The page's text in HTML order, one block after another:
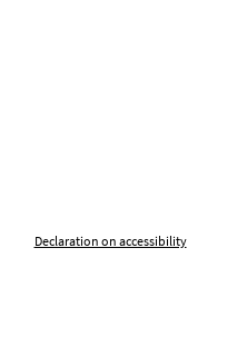
Declaration on accessibility